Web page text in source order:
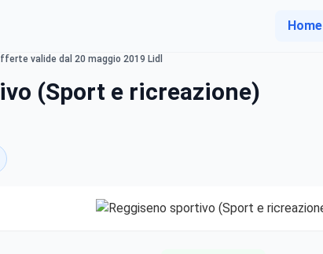
Home
valide dal 20 maggio 2019 Lidl
(Sport e ricreazione)